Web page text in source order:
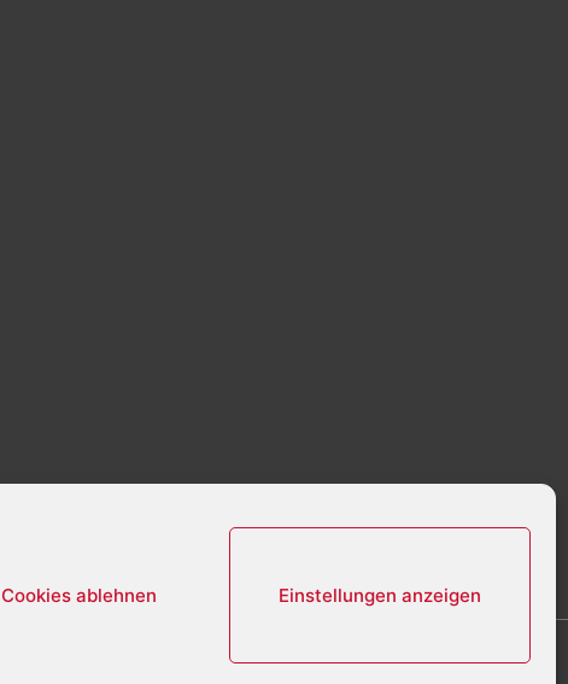
Cookies ablehnen Einstellungen anzeigen